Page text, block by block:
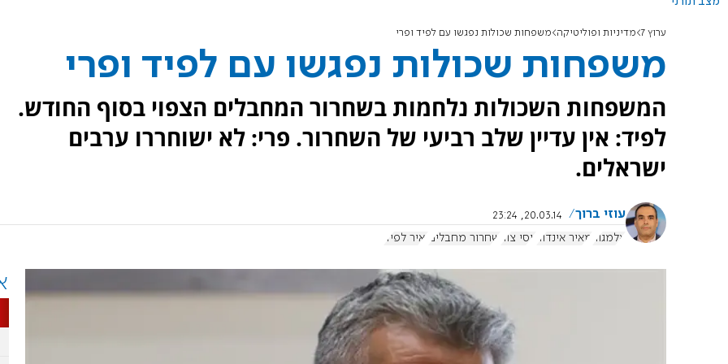
ערוץ 7 מדיניות ופוליטיקה משפחות שכולות נפגשו עם לפיד ופרי
משפחות שכולות נפגשו עם לפיד ופרי
המשפחות השכולות נלחמות בשחרור המחבלים הצפוי בסוף החודש.
לפיד: אין עדיין שלב רביעי של השחרור. פרי: לא ישוחררו ערבים
ישראלים.
עוזי ברוך
20.03.14, 23:24
אלמגור מאיר אינדור יוסי צור שחרור מחבלים יאיר לפיד